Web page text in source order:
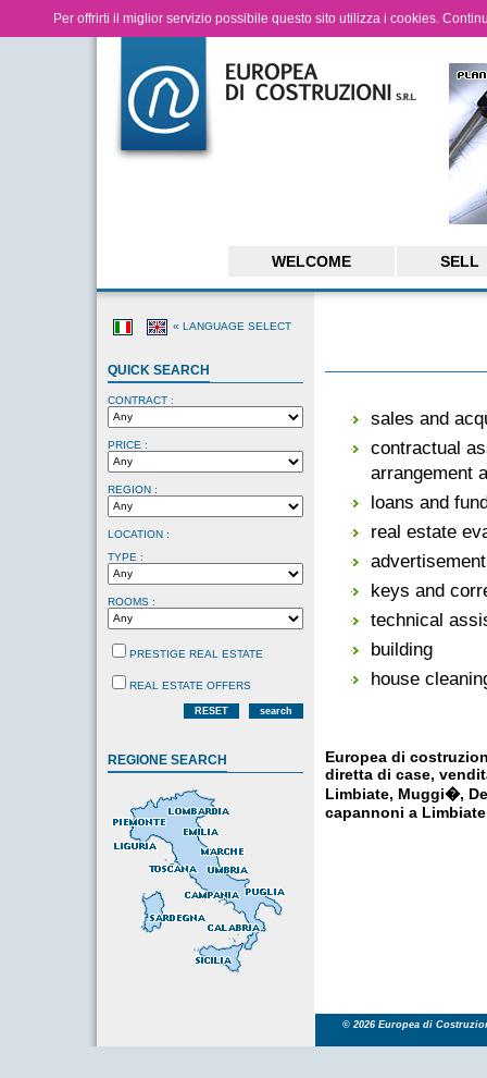
Per offrirti il miglior servizio possibile questo sito utilizza i cookies.
WELCOME SELL
« LANGUAGE SELECT
QUICK SEARCH
CONTRACT :
PRICE :
REGION :
LOCATION :
TYPE :
ROOMS :
PRESTIGE REAL ESTATE
REAL ESTATE OFFERS
RESET search
REGIONE SEARCH
sales and
contractual
arrangement
loans and
real estate
keys and
technical
building
house
Europea di
diretta di case,
Limbiate, Muggi�,
capannoni a Limbiate
© 2026 Europea di